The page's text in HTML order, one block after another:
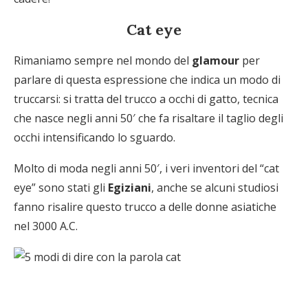
Cat eye
Rimaniamo sempre nel mondo del glamour per
parlare di questa espressione che indica un modo di
truccarsi: si tratta del trucco a occhi di gatto, tecnica
che nasce negli anni 50′ che fa risaltare il taglio degli
occhi intensificando lo sguardo.
Molto di moda negli anni 50′, i veri inventori del “cat
eye” sono stati gli Egiziani, anche se alcuni studiosi
fanno risalire questo trucco a delle donne asiatiche
nel 3000 A.C.